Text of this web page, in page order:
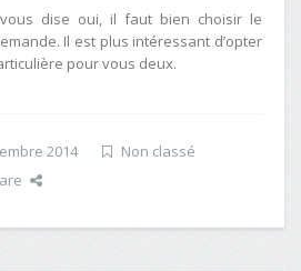
dise oui, il faut bien choisir le
Il est plus intéressant d’opter
pour vous deux.
2014
Non classé